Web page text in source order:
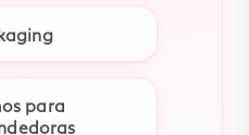
para